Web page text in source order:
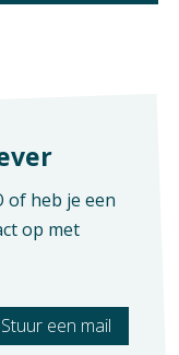
product
marketing en
een
of heb je een
op met
Stuur een mail